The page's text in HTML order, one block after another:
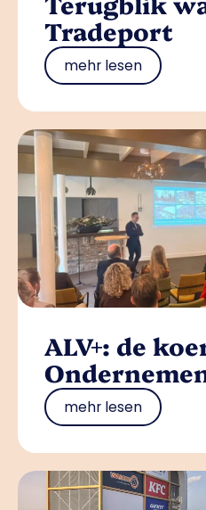
Tradeport
mehr lesen
ALV+: de
mehr lesen